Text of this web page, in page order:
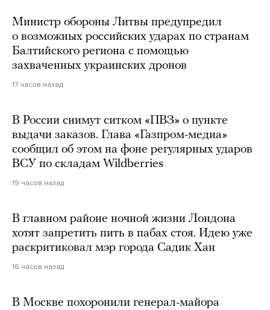
Министр обороны Литвы предупредил
о возможных российских ударах по странам
Балтийского региона с помощью
захваченных украинских дронов
17 часов назад
В России снимут ситком «ПВЗ» о пункте
выдачи заказов. Глава «Газпром-медиа»
сообщил об этом на фоне регулярных ударов
ВСУ по складам Wildberries
19 часов назад
В главном районе ночной жизни Лондона
хотят запретить пить в пабах стоя. Идею уже
раскритиковал мэр города Садик Хан
16 часов назад
В Москве похоронили генерал-майора